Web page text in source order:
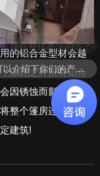
的铝合金型材会越
除此之外所有铝合
因锈蚀而影响篷房
整个篷房连接一
建筑!
可以介绍下你们的产品么？
现在有优惠活动么？